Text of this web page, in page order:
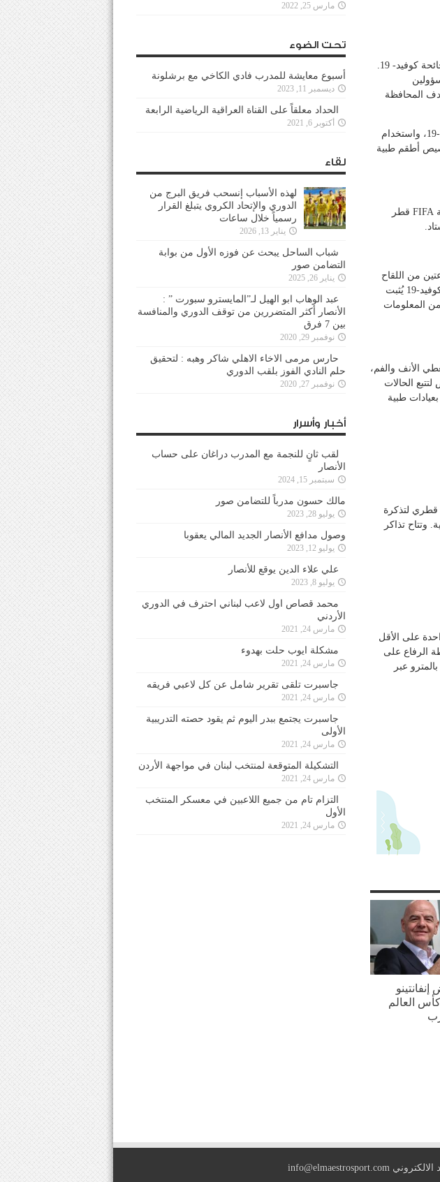
كان من المقرر إقامة البطولة في شهر ديسمبر الماضي، ولكن تقرر تأجيلها بسبب تداعيات جائحة كوفيد- 19.
المحافظة
وتشمل تدابير السلامة المعتمدة: إجراء اختبارات دورية للكشف عن المصابين بفيروس كوفيد-19، واستخدام
أطقم طبية
وفي ضوء توجيهات وزارة الصحة العامة الرامية إلى منع تفشي الوباء خلال كأس العالم للأندية FIFA قطر
من اللقاح
المضاد لفيروس كورونا، أو تعافيهم من الفيروس بعد الأول من أكتوبر 2020، أو إجراء فحص كوفيد-19 يُثبت
المزيد من المعلومات
الأنف والفم،
الحالات
طبية
بأسعار معقولة وفق أسبقية الشراء، وبأسعار تتراوح من 10 ريال قطري لتذكرة
النهائية. وتتاح تذاكر
على الأقل
الرفاع على
عبر
العالم
مارس 25, 2022
تحت الضوء
أسبوع معايشة للمدرب فادي الكاخي مع برشلونة
ديسمبر 11, 2023
الحداد معلقاً على القناة العراقية الرياضية الرابعة
أكتوبر 6, 2021
لقاء
لهذه الأسباب إنسحب فريق البرج من
الدوري والإتحاد الكروي يتبلغ القرار
رسمياً خلال ساعات
يناير 13, 2026
شباب الساحل يبحث عن فوزه الأول من بوابة
التضامن صور
يناير 26, 2025
عبد الوهاب ابو الهيل لـ”المايسترو سبورت ” :
الأنصار أكثر المتضررين من توقف الدوري والمنافسة
بين 7 فرق
نوفمبر 29, 2020
حارس مرمى الاخاء الاهلي شاكر وهبه : لتحقيق
حلم النادي الفوز بلقب الدوري
نوفمبر 27, 2020
أخبار وأسرار
لقب ثانٍ للنجمة مع المدرب دراغان على حساب
الأنصار
سبتمبر 15, 2024
مالك حسون مدرباً للتضامن صور
يوليو 28, 2023
وصول مدافع الأنصار الجديد المالي يعقوبا
يوليو 12, 2023
علي علاء الدين يوقع للأنصار
يوليو 8, 2023
محمد قصاص اول لاعب لبناني احترف في الدوري
الأردني
مارس 24, 2021
مشكلة ايوب حلت بهدوء
مارس 24, 2021
جاسبرت تلقى تقرير شامل عن كل لاعبي فريقه
مارس 24, 2021
جاسبرت يجتمع ببدر اليوم ثم يقود حصته التدريبية
الأولى
مارس 24, 2021
التشكيلة المتوقعة لمنتخب لبنان في مواجهة الأردن
مارس 24, 2021
التزام تام من جميع اللاعبين في معسكر المنتخب
الأول
مارس 24, 2021
info@elmaestrosport.com